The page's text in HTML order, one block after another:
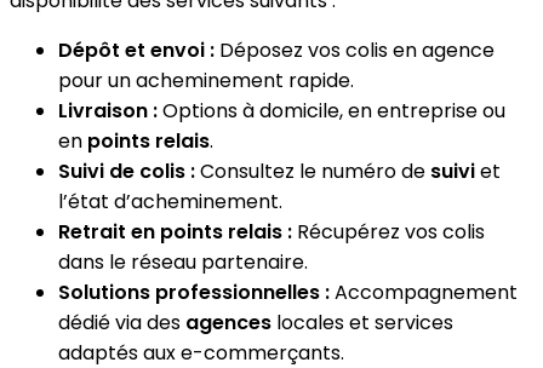
Dépôt et envoi : Déposez vos colis en agence
pour un acheminement rapide.
Livraison :Options à domicile, en entreprise ou
en points relais.
Suivi de colis :Consultez le numéro de suiviet
l’état d’acheminement.
Retrait en points relais : Récupérez vos colis
dans le réseau partenaire.
Solutions professionnelles :Accompagnement
dédié via des agences locales et services
adaptés aux e-commerçants.